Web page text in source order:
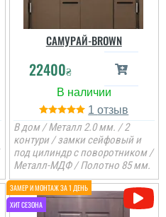
САМУРАЙ-BROWN
22400₴
1
В дом / Металл 2.0 мм. / 2
контури / замки сейфовый и
под цилиндр с поворотником /
Металл-МДФ / Полотно 85 мм.